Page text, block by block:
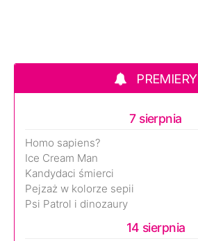
PREMIERY
7 sierpnia
Homo sapiens?
Ice Cream Man
Kandydaci śmierci
Pejzaż w kolorze sepii
Psi Patrol i dinozaury
14 sierpnia